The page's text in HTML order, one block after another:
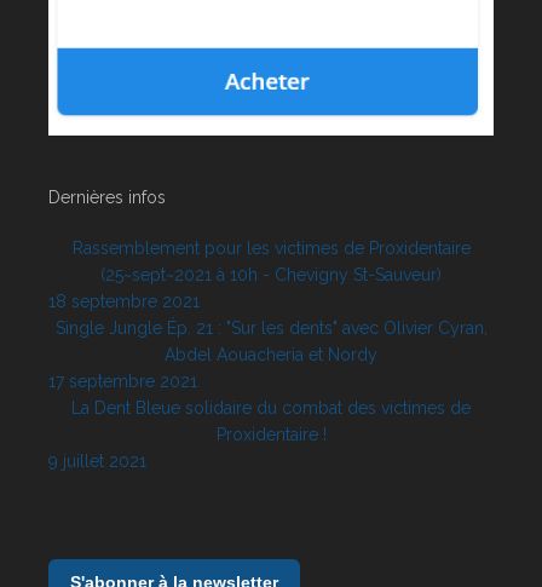
Dernières infos
Rassemblement pour les victimes de Proxidentaire
(25~sept~2021 à 10h - Chevigny St-Sauveur)
18 septembre 2021
Single Jungle Ép. 21 : "Sur les dents" avec Olivier Cyran,
Abdel Aouacheria et Nordy
17 septembre 2021
La Dent Bleue solidaire du combat des victimes de
Proxidentaire !
9 juillet 2021
S'abonner à la newsletter